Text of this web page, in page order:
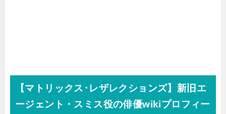
【マトリックス･レザレクションズ】新旧エ
ージェント・スミス役の俳優wikiプロフィー